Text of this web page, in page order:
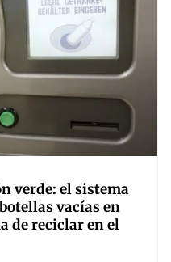
verde: el sistema
vacías en
de reciclar en el